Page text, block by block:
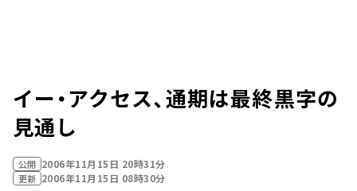
イー・アクセス、通期は最終黒字の
見通し
公開 2006年11月15日 20時31分
更新 2006年11月15日 08時30分